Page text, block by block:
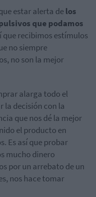
estar alerta delos
que podamos
que recibimos estímulos
no siempre
no son la mejor
alarga todo el
la decisión con la
que nos dé la mejor
el producto en
Es así que probar
mucho dinero
por un arrebato de un
nos hace tomar